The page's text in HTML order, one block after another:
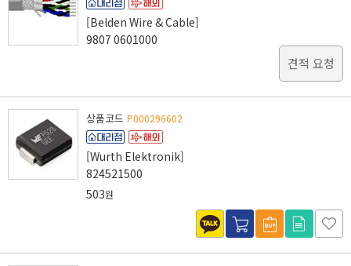
[Belden Wire & Cable]
9807 0601000
견적 요청
상품코드 P000296602
[Wurth Elektronik]
824521500
503원